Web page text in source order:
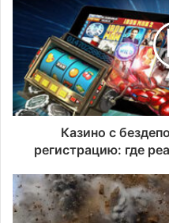
Казино с
регистрацию: где